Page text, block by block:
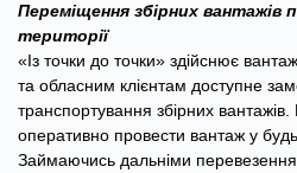
Переміщення збірних вантажів
території
«Із точки до точки» здійснює
та обласним клієнтам доступне
транспортування збірних вантажів.
оперативно провести вантаж у
Займаючись дальніми